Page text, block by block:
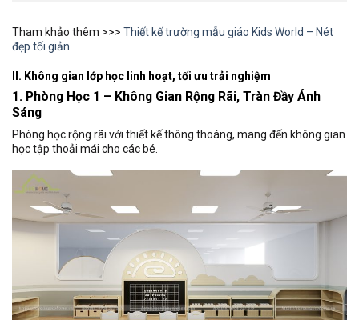
Tham khảo thêm >>> Thiết kế trường mẫu giáo Kids World – Nét
đẹp tối giản
II. Không gian lớp học linh hoạt, tối ưu trải nghiệm
1. Phòng Học 1 – Không Gian Rộng Rãi, Tràn Đầy Ánh
Sáng
Phòng học rộng rãi với thiết kế thông thoáng, mang đến không gian
học tập thoải mái cho các bé.